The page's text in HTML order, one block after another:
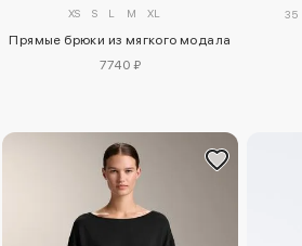
XS S L M XL
Прямые брюки из мягкого модала
7740 ₽
35